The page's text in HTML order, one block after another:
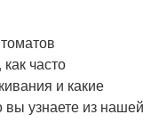
часто
и какие
узнаете из нашей